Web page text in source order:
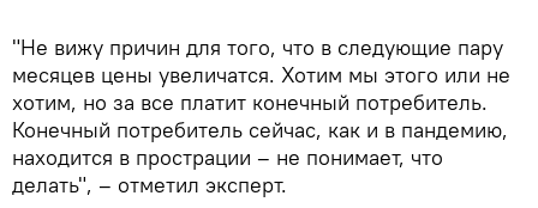
"Не вижу причин для того, что в следующие пару
месяцев цены увеличатся. Хотим мы этого или не
хотим, но за все платит конечный потребитель.
Конечный потребитель сейчас, как и в пандемию,
находится в прострации – не понимает, что
делать", – отметил эксперт.